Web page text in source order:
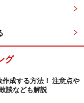
とき | au)
サポート | ソフトバ
ャー」でできる
グ
成する方法！ 注意点や
談なども解説